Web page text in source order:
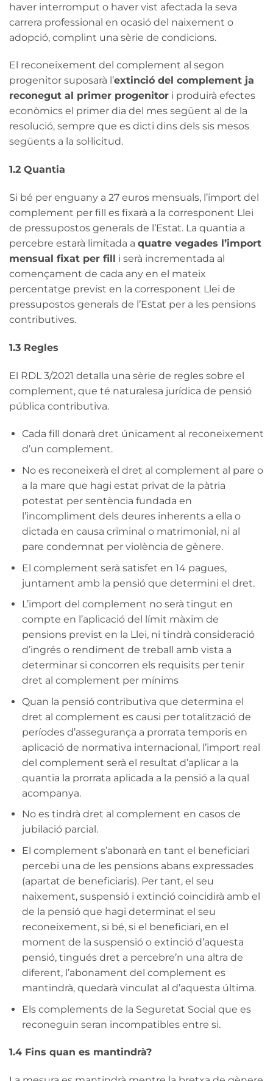
haver interromput o haver vist afectada la seva
carrera professional en ocasió del naixement o
adopció, complint una sèrie de condicions.
El reconeixement del complement al segon
progenitor suposarà l’extinció del complement ja
reconegut al primer progenitor i produirà efectes
econòmics el primer dia del mes següent al de la
resolució, sempre que es dicti dins dels sis mesos
següents a la sol·licitud.
1.2 Quantia
Si bé per enguany a 27 euros mensuals, l’import del
complement per fill es fixarà a la corresponent Llei
de pressupostos generals de l’Estat. La quantia a
percebre estarà limitada a quatre vegades l’import
mensual fixat per fill i serà incrementada al
començament de cada any en el mateix
percentatge previst en la corresponent Llei de
pressupostos generals de l’Estat per a les pensions
contributives.
1.3 Regles
El RDL 3/2021 detalla una sèrie de regles sobre el
complement, que té naturalesa jurídica de pensió
pública contributiva.
Cada fill donarà dret únicament al reconeixement
d’un complement.
No es reconeixerà el dret al complement al pare o
a la mare que hagi estat privat de la pàtria
potestat per sentència fundada en
l’incompliment dels deures inherents a ella o
dictada en causa criminal o matrimonial, ni al
pare condemnat per violència de gènere.
El complement serà satisfet en 14 pagues,
juntament amb la pensió que determini el dret.
L’import del complement no serà tingut en
compte en l’aplicació del límit màxim de
pensions previst en la Llei, ni tindrà consideració
d’ingrés o rendiment de treball amb vista a
determinar si concorren els requisits per tenir
dret al complement per mínims
Quan la pensió contributiva que determina el
dret al complement es causi per totalització de
períodes d’assegurança a prorrata temporis en
aplicació de normativa internacional, l’import real
del complement serà el resultat d’aplicar a la
quantia la prorrata aplicada a la pensió a la qual
acompanya.
No es tindrà dret al complement en casos de
jubilació parcial.
El complement s’abonarà en tant el beneficiari
percebi una de les pensions abans expressades
(apartat de beneficiaris). Per tant, el seu
naixement, suspensió i extinció coincidirà amb el
de la pensió que hagi determinat el seu
reconeixement, si bé, si el beneficiari, en el
moment de la suspensió o extinció d’aquesta
pensió, tingués dret a percebre’n una altra de
diferent, l’abonament del complement es
mantindrà, quedarà vinculat al d’aquesta última.
Els complements de la Seguretat Social que es
reconeguin seran incompatibles entre si.
1.4 Fins quan es mantindrà?